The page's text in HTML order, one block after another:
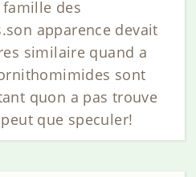
des
apparence devait
similaire quand a
sont
quon a pas trouve
que speculer!